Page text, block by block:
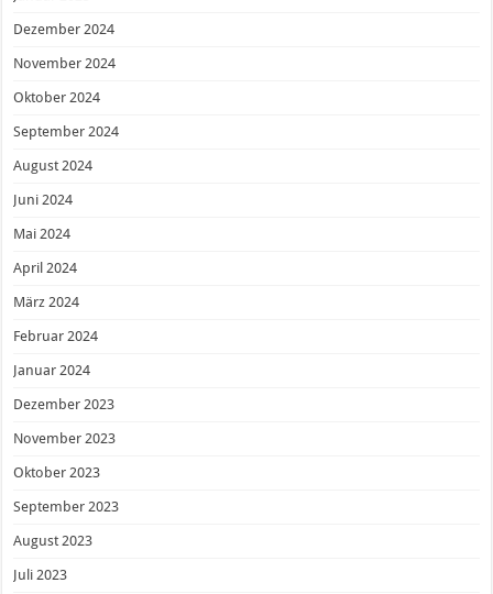
Dezember 2024
November 2024
Oktober 2024
September 2024
August 2024
Juni 2024
Mai 2024
April 2024
März 2024
Februar 2024
Januar 2024
Dezember 2023
November 2023
Oktober 2023
September 2023
August 2023
Juli 2023